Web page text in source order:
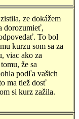
ze dokážem
dorozumieť,
To bol
kurzu som sa za
viac ako za
že sa
podľa vašich
ma tiež dosť
si kurz zažila.